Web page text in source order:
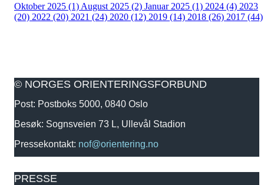
Oktober 2025 (1) August 2025 (2) Januar 2025 (1) 2024 (4) 2023
(20) 2022 (20) 2021 (24) 2020 (12) 2019 (14) 2018 (26) 2017 (44)
© NORGES ORIENTERINGSFORBUND
Post: Postboks 5000, 0840 Oslo
Besøk: Sognsveien 73 L, Ullevål Stadion
Pressekontakt: nof@orientering.no
PRESSE